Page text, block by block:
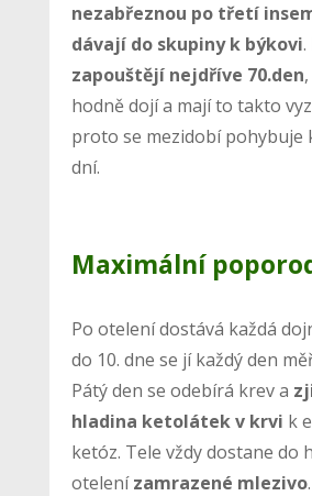
nezabřeznou po třetí
dávají do skupiny k býkovi.
zapouštějí nejdříve 70.den
hodně dojí a mají to takto
proto se mezidobí pohybuje
dní.
Maximální
Po otelení dostává každá
do 10. dne se jí každý den
Pátý den se odebírá krev a
hladina ketolátek v krvi k
ketóz. Tele vždy dostane do
otelenízamrazené mlezivo